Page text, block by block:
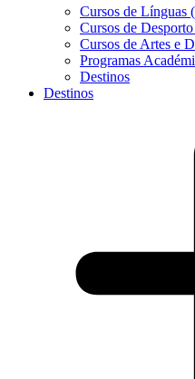
Cursos de Línguas
Cursos de
Cursos de Artes e
Programas
Destinos
Destinos